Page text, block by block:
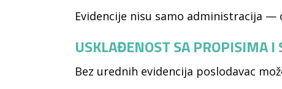
Evidencije nisu samo administracija
USKLAĐENOST SA PROPISIMA I
Bez urednih evidencija poslodavac